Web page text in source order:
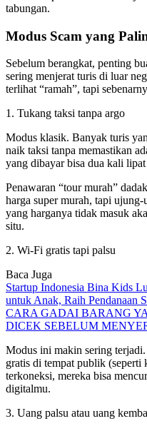
tabungan.
Modus Scam yang
Sebelum berangkat, penting
sering menjerat turis di luar
terlihat “ramah”, tapi
1. Tukang taksi tanpa argo
Modus klasik. Banyak turis
naik taksi tanpa memastikan
yang dibayar bisa dua kali lipat
Penawaran “tour murah”
harga super murah, tapi
yang harganya tidak masuk
situ.
2. Wi-Fi gratis tapi palsu
Baca Juga
Startup Indonesia Bina Kids
untuk Anak, Raih Pendanaan
CARA GADAI BARANG
DICEK SEBELUM
Modus ini makin sering
gratis di tempat publik (seperti
terkoneksi, mereka bisa
digitalmu.
3. Uang palsu atau uang